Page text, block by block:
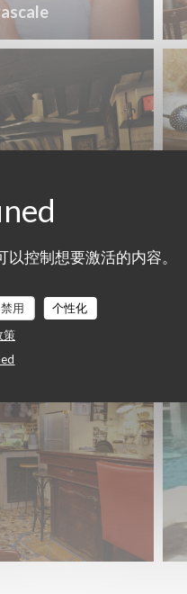
控制想要激活的内容。
禁用
个性化
策